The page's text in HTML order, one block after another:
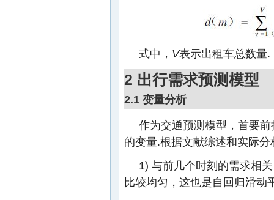
式中， V表示出租车总数量.
2 出行需求预测模型
2.1 变量分析
作为交通预测模型，首要
的变量.根据文献综述和实际
1) 与前几个时刻的需求相
比较均匀，这也是自回归滑动